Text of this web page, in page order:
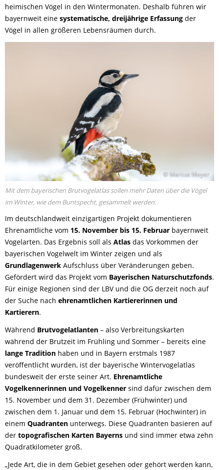
heimischen Vögel in den Wintermonaten. Deshalb führen wir
bayernweit eine systematische, dreijährige Erfassung der
Vögel in allen größeren Lebensräumen durch.
© Marcus Meyer
Mit dem bayerischen Brutvogelatlas sollen mehr Daten über die Vögel
im Winter, wie dem Buntspecht, gesammelt werden.
Im deutschlandweit einzigartigen Projekt dokumentieren
Ehrenamtliche vom 15. November bis 15. Februar bayernweit
Vogelarten. Das Ergebnis soll als Atlas das Vorkommen der
bayerischen Vogelwelt im Winter zeigen und als
Grundlagenwerk Aufschluss über Veränderungen geben.
Gefördert wird das Projekt vom Bayerischen Naturschutzfonds.
Für einige Regionen sind der LBV und die OG derzeit noch auf
der Suche nach ehrenamtlichen Kartiererinnen und
Kartierern.
Während Brutvogelatlanten – also Verbreitungskarten
während der Brutzeit im Frühling und Sommer – bereits eine
lange Tradition haben und in Bayern erstmals 1987
veröffentlicht wurden, ist der bayerische Wintervogelatlas
bundesweit der erste seiner Art. Ehrenamtliche
Vogelkennerinnen und Vogelkenner sind dafür zwischen dem
15. November und dem 31. Dezember (Frühwinter) und
zwischen dem 1. Januar und dem 15. Februar (Hochwinter) in
einem Quadranten unterwegs. Diese Quadranten basieren auf
der topografischen Karten Bayerns und sind immer etwa zehn
Quadratkilometer groß.
„Jede Art, die in dem Gebiet gesehen oder gehört werden kann,